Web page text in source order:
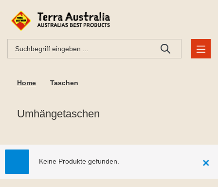
Home Taschen
Umhängetaschen
Keine Produkte gefunden. ×